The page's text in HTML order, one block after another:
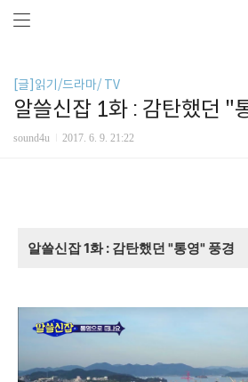
[글]읽기/드라마/ TV
알쓸신잡 1화 : 감탄했던 "
sound4u 2017. 6. 9. 21:22
알쓸신잡 1화 : 감탄했던 "통영" 풍경